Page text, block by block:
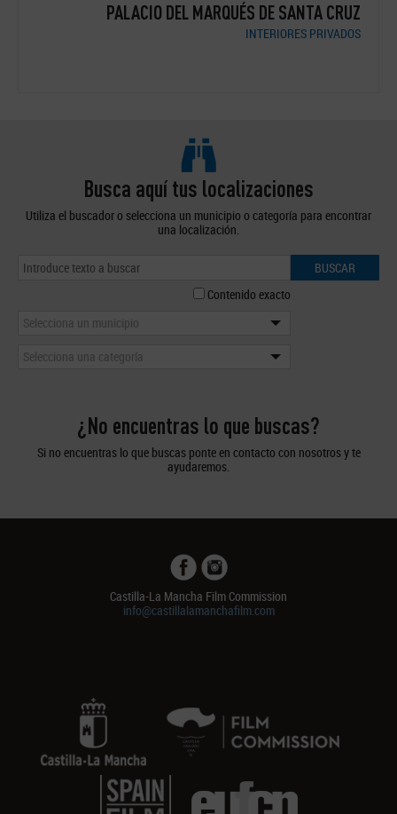
PALACIO DEL MARQUÉS DE SANTA CRUZ
INTERIORES PRIVADOS
Busca aquí tus localizaciones
Utiliza el buscador o selecciona un municipio o categoría para encontrar
una localización.
BUSCAR
Contenido exacto
Selecciona un municipio
Selecciona una categoría
¿No encuentras lo que buscas?
Si no encuentras lo que buscas ponte en contacto con nosotros y te
ayudaremos.
Castilla-La Mancha Film Commission
info@castillalamanchafilm.com